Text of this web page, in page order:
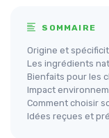
SOMMAIRE
Origine et
Les ingrédients
Bienfaits pour les
Impact
Comment choisir
Idées reçues et